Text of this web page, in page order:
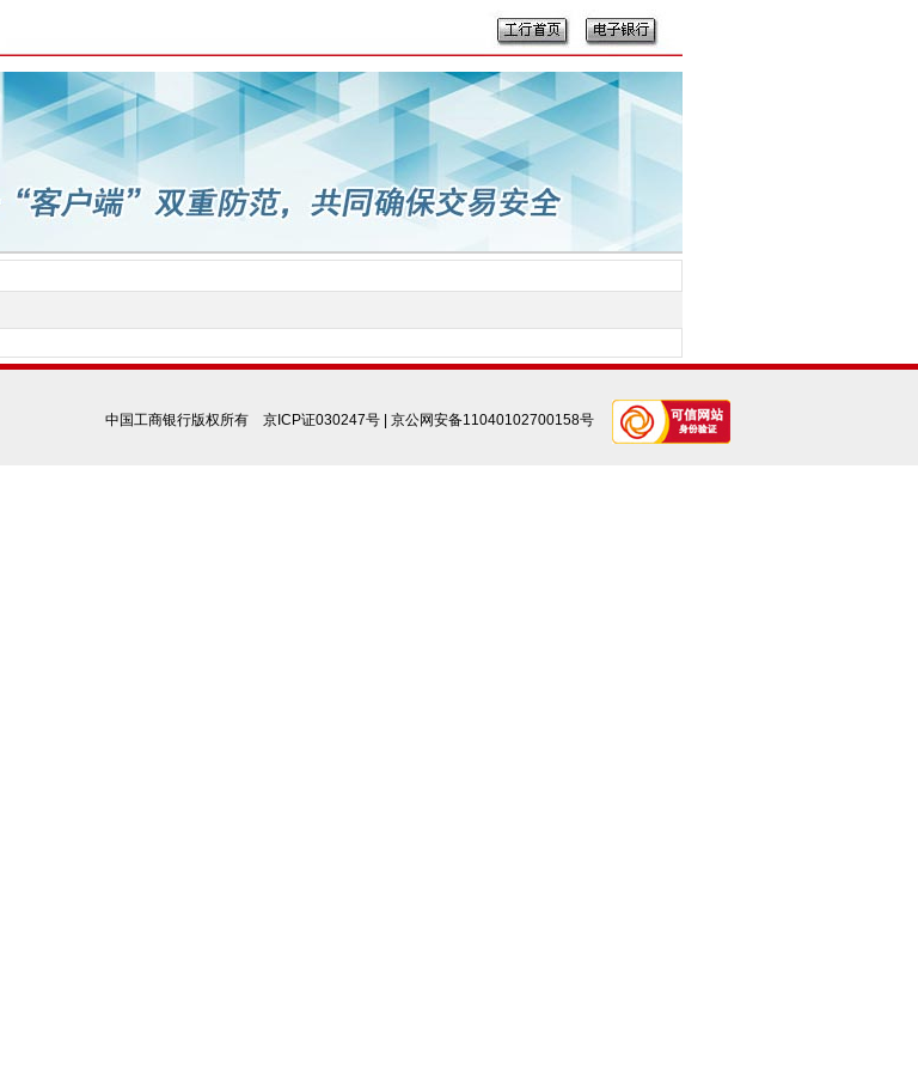
中国工商银行版权所有 京ICP证030247号 京公网安备11040102700158号